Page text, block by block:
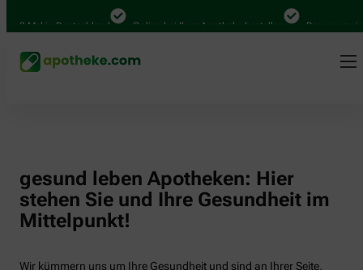
Mal in Deutschland Online bei Ihrer Apotheke bestellen Bequem
gesund leben Apotheken: Hier
stehen Sie und Ihre Gesundheit im
Mittelpunkt!
Wir kümmern uns um Ihre Gesundheit und sind an Ihrer Seite,